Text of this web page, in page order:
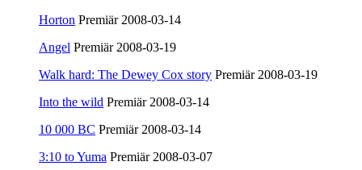
Horton Premiär 2008-03-14
Angel Premiär 2008-03-19
Walk hard: The Dewey Cox story Premiär 2008-03-19
Into the wild Premiär 2008-03-14
10 000 BC Premiär 2008-03-14
3:10 to Yuma Premiär 2008-03-07